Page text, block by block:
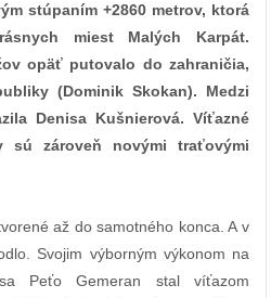
stúpaním +2860 metrov, ktorá
miest Malých Karpát.
opäť putovalo do zahraničia,
(Dominik Skokan). Medzi
Denisa Kušnierová. Víťazné
sú zároveň novými traťovými
až do samotného konca. A v
Svojim výborným výkonom na
sa Peťo Gemeran stal víťazom